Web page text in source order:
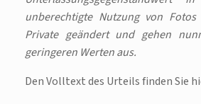
unberechtigte Nutzung von
Private geändert und gehen
geringeren Werten aus.
Den Volltext des Urteils finden Sie